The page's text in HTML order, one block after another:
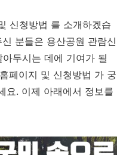
신청방법 를 소개하겠습
분들은 용산공원 관람신
두시는 데에 기여가 될
페이지 및 신청방법 가 궁
요. 이제 아래에서 정보를